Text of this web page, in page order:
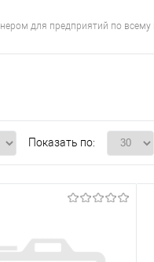
для предприятий по всему
Показать по: